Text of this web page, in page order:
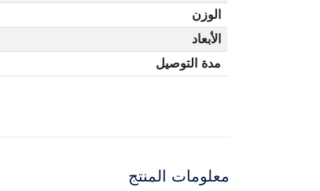
الوزن
الأبعاد
مدة التوصيل
معلومات المنتج